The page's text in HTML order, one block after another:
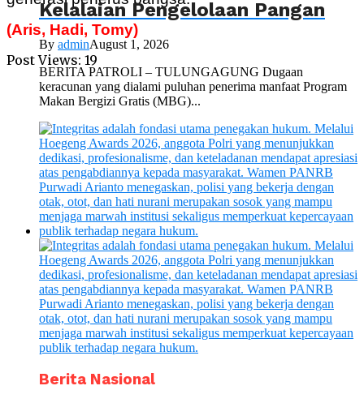
(Aris, Hadi, Tomy)
Post Views: 19
Kelalaian Pengelolaan Pangan
By adminAugust 1, 2026
BERITA PATROLI – TULUNGAGUNG Dugaan
keracunan yang dialami puluhan penerima manfaat Program
Makan Bergizi Gratis (MBG)...
Berita Nasional